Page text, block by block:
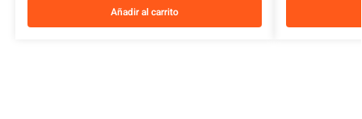
Añadir al carrito